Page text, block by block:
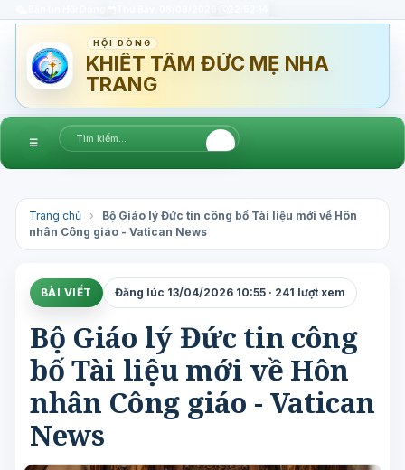
HỘI DÒNG
KHIẾT TÂM ĐỨC MẸ NHA
TRANG
☰
Trang chủ ›
Bộ Giáo lý Đức tin công bố Tài liệu mới về Hôn
nhân Công giáo - Vatican News
BÀI VIẾT Đăng lúc 13/04/2026 10:55 · 241 lượt xem
Bộ Giáo lý Đức tin công
bố Tài liệu mới về Hôn
nhân Công giáo - Vatican
News